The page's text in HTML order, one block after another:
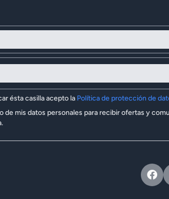
ésta casilla acepto la Política de protección de
de mis datos personales para recibir ofertas y